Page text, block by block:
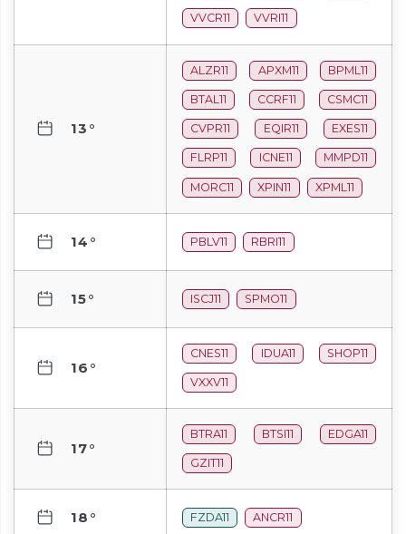
VVCR11 VVRI11
13°
ALZR11 APXM11 BPML11
BTAL11 CCRF11 CSMC11
CVPR11 EQIR11 EXES11
FLRP11 ICNE11 MMPD11
MORC11 XPIN11 XPML11
14° PBLV11 RBRI11
15° ISCJ11 SPMO11
16°
CNES11 IDUA11 SHOP11
VXXV11
17°
BTRA11 BTSI11 EDGA11
GZIT11
18° FZDA11 ANCR11